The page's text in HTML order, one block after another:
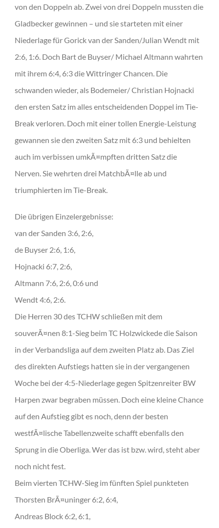
von den Doppeln ab. Zwei von drei Doppeln mussten die
Gladbecker gewinnen – und sie starteten mit einer
Niederlage für Gorick van der Sanden/Julian Wendt mit
2:6, 1:6. Doch Bart de Buyser/ Michael Altmann wahrten
mit ihrem 6:4, 6:3 die Wittringer Chancen. Die
schwanden wieder, als Bodemeier/ Christian Hojnacki
den ersten Satz im alles entscheidenden Doppel im Tie-
Break verloren. Doch mit einer tollen Energie-Leistung
gewannen sie den zweiten Satz mit 6:3 und behielten
auch im verbissen umkÃ¤mpften dritten Satz die
Nerven. Sie wehrten drei MatchbÃ¤lle ab und
triumphierten im Tie-Break.
Die übrigen Einzelergebnisse:
van der Sanden 3:6, 2:6,
de Buyser 2:6, 1:6,
Hojnacki 6:7, 2:6,
Altmann 7:6, 2:6, 0:6 und
Wendt 4:6, 2:6.
Die Herren 30 des TCHW schließen mit dem
souverÃ¤nen 8:1-Sieg beim TC Holzwickede die Saison
in der Verbandsliga auf dem zweiten Platz ab. Das Ziel
des direkten Aufstiegs hatten sie in der vergangenen
Woche bei der 4:5-Niederlage gegen Spitzenreiter BW
Harpen zwar begraben müssen. Doch eine kleine Chance
auf den Aufstieg gibt es noch, denn der besten
westfÃ¤lische Tabellenzweite schafft ebenfalls den
Sprung in die Oberliga. Wer das ist bzw. wird, steht aber
noch nicht fest.
Beim vierten TCHW-Sieg im fünften Spiel punkteten
Thorsten BrÃ¤uninger 6:2, 6:4,
Andreas Block 6:2, 6:1,